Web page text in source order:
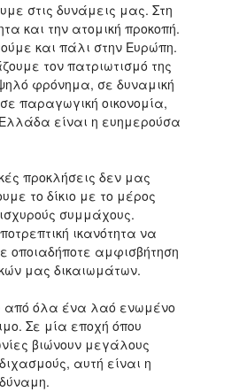
στις δυνάμεις μας. Στη
και την ατομική προκοπή.
και πάλι στην Ευρώπη.
τον πατριωτισμό της
φρόνημα, σε δυναμική
παραγωγική οικονομία,
Ελλάδα είναι η ευημερούσα
προκλήσεις δεν μας
το δίκιο με το μέρος
συμμάχους.
ικανότητα να
οποιαδήποτε αμφισβήτηση
μας δικαιωμάτων.
από όλα ένα λαό ενωμένο
Σε μία εποχή όπου
βιώνουν μεγάλους
αυτή είναι η